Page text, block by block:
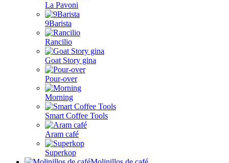
La Pavoni
9Barista
Rancilio
Goat Story gina
Pour-over
Morning
Smart Coffee Tools
Aram café
Superkop